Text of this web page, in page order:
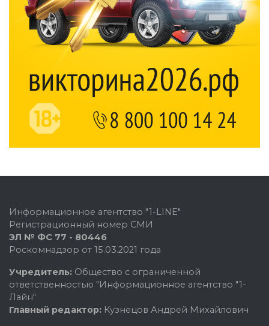
Информационное агентство "1-LINE"
Регистрационный номер СМИ
ЭЛ № ФС 77 - 80446
Роскомнадзор от 15.03.2021 года
Учредитель: Общество с ограниченной
ответственностью "Информационное агентство "1-
Лайн"
Главный редактор: Кузнецов Андрей Михайлович